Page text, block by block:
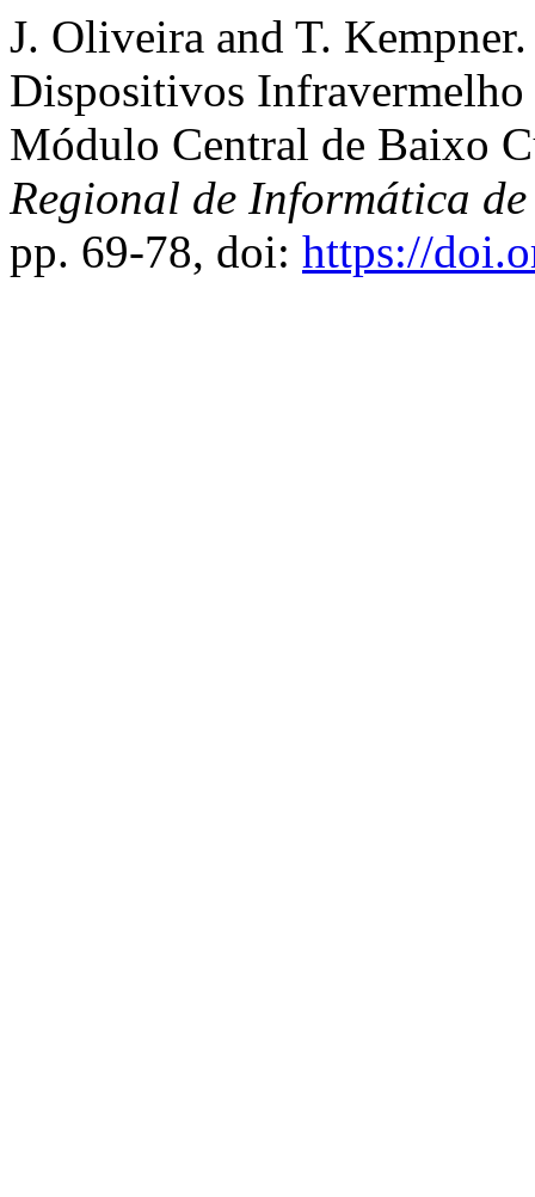
J. Oliveira and T.
Dispositivos
Módulo Central de Baixo
Regional de Informática
pp. 69-78, doi: https://